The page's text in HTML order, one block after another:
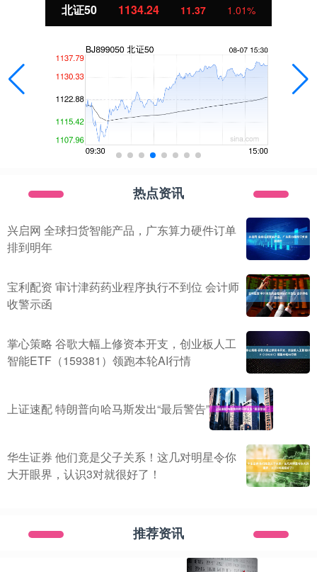
北证50 1134.24 11.37 1.01%
热点资讯
兴启网 全球扫货智能产品，广东算力硬件订单
排到明年
宝利配资 审计津药药业程序执行不到位 会计师
收警示函
掌心策略 谷歌大幅上修资本开支，创业板人工
智能ETF（159381）领跑本轮AI行情
上证速配 特朗普向哈马斯发出“最后警告”
华生证券 他们竟是父子关系！这几对明星令你
大开眼界，认识3对就很好了！
推荐资讯